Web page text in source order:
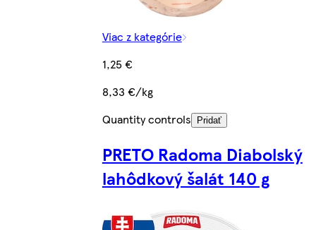
Viac z kategórie
1,25 €
8,33 €/kg
Quantity controls
Pridať
PRETO Radoma Diabolský
lahôdkový šalát 140 g